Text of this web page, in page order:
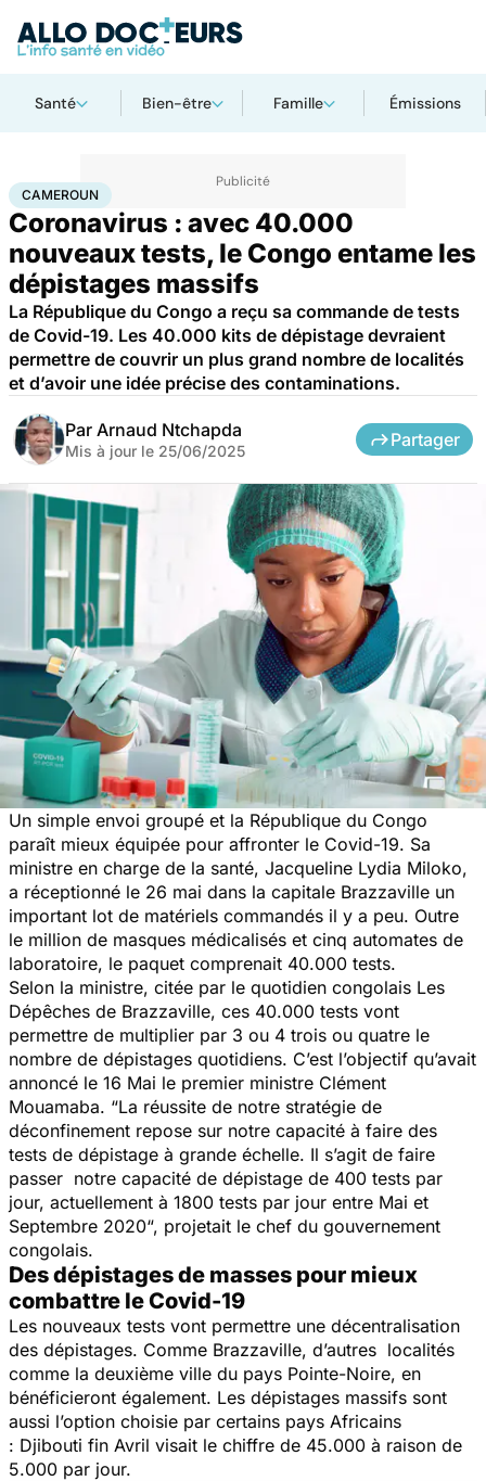
Santé Bien-être Famille Émissions
AccueilSanté Maladies Maladies infectieuses
CAMEROUN
Coronavirus : avec 40.000
nouveaux tests, le Congo entame les
dépistages massifs
La République du Congo a reçu sa commande de tests
de Covid-19. Les 40.000 kits de dépistage devraient
permettre de couvrir un plus grand nombre de localités
et d’avoir une idée précise des contaminations.
Par Arnaud Ntchapda
Mis à jour le 25/06/2025
Partager
Un simple envoi groupé et la République du Congo
paraît mieux équipée pour affronter le Covid-19. Sa
ministre en charge de la santé, Jacqueline Lydia Miloko,
a réceptionné le 26 mai dans la capitale Brazzaville un
important lot de matériels commandés il y a peu. Outre
le million de masques médicalisés et cinq automates de
laboratoire, le paquet comprenait 40.000 tests.
Selon la ministre, citée par le quotidien congolais Les
Dépêches de Brazzaville, ces 40.000 tests vont
permettre de multiplier par 3 ou 4 trois ou quatre le
nombre de dépistages quotidiens. C’est l’objectif qu’avait
annoncé le 16 Mai le premier ministre Clément
Mouamaba. “La réussite de notre stratégie de
déconfinement repose sur notre capacité à faire des
tests de dépistage à grande échelle. Il s’agit de faire
passer notre capacité de dépistage de 400 tests par
jour, actuellement à 1800 tests par jour entre Mai et
Septembre 2020“, projetait le chef du gouvernement
congolais.
Des dépistages de masses pour mieux
combattre le Covid-19
Les nouveaux tests vont permettre une décentralisation
des dépistages. Comme Brazzaville, d’autres localités
comme la deuxième ville du pays Pointe-Noire, en
bénéficieront également. Les dépistages massifs sont
aussi l’option choisie par certains pays Africains
: Djibouti fin Avril visait le chiffre de 45.000 à raison de
5.000 par jour.